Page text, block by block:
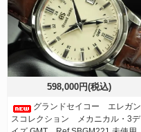
598,000円(税込)
グランドセイコー エレガン
スコレクション メカニカル・3デ